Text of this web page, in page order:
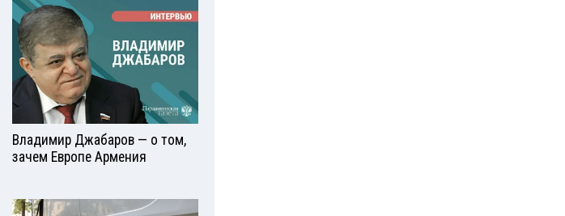
Владимир Джабаров — о том,
зачем Европе Армения